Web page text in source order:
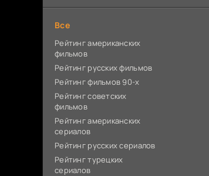
Все
Рейтинг американских
фильмов
Рейтинг русских фильмов
Рейтинг фильмов 90-х
Рейтинг советских
фильмов
Рейтинг американских
сериалов
Рейтинг русских сериалов
Рейтинг турецких
сериалов